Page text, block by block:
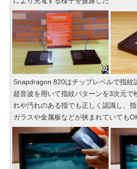
Snapdragon 820はチップレベルで指紋
超音波を用いて指紋パターンを3次元で
れや汚れのある指でも正しく認識し、
ガラスや金属板などが挟まれていても